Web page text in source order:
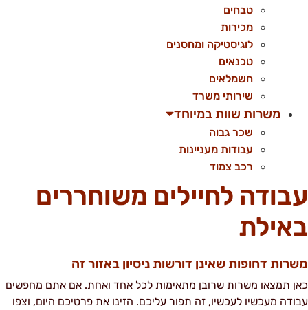
טבחים
מכירות
לוגיסטיקה ומחסנים
טכנאים
חשמלאים
שירותי משרד
משרות שוות במיוחד
שכר גבוה
עבודות מעניינות
רכב צמוד
לחיילים משוחררים
דחופות שאינן דורשות ניסיון באזור זה
תמצאו משרות שרובן מתאימות לכל אחד ואחת. אם אתם מחפשים
מעכשיו לעכשיו, זה תפור עליכם. הזינו את פרטיכם היום, וצפו